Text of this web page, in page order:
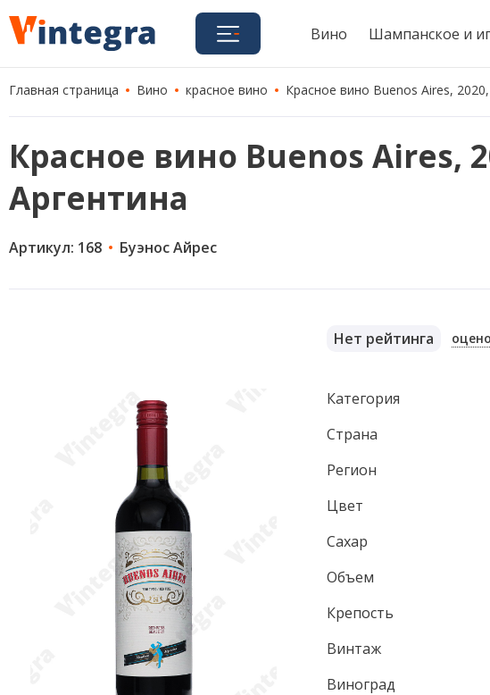
Вино Шампанское и
Главная страница Вино красное вино Красное вино Buenos Aires,
Красное вино Buenos Aires,
Аргентина
Артикул: 168 Буэнос Айрес
Нет рейтинга
Категория
Страна
Регион
Цвет
Сахар
Объем
Крепость
Винтаж
Виноград